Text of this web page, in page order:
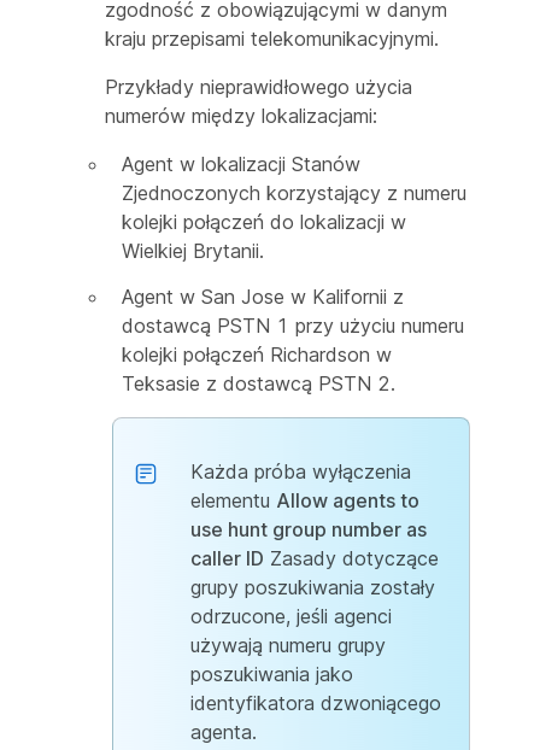
zgodność z obowiązującymi w danym
kraju przepisami telekomunikacyjnymi.
Przykłady nieprawidłowego użycia
numerów między lokalizacjami:
Agent w lokalizacji Stanów
Zjednoczonych korzystający z numeru
kolejki połączeń do lokalizacji w
Wielkiej Brytanii.
Agent w San Jose w Kalifornii z
dostawcą PSTN 1 przy użyciu numeru
kolejki połączeń Richardson w
Teksasie z dostawcą PSTN 2.
Każda próba wyłączenia
elementu Allow agents to
use hunt group number as
caller ID Zasady dotyczące
grupy poszukiwania zostały
odrzucone, jeśli agenci
używają numeru grupy
poszukiwania jako
identyfikatora dzwoniącego
agenta.